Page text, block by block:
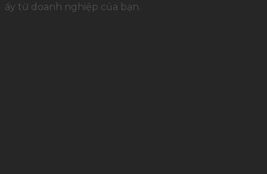
ấy từ doanh nghiệp của bạn.